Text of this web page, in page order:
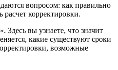
вопросом: как правильно
расчет корректировки.
Здесь вы узнаете, что значит
какие существуют сроки
возможные